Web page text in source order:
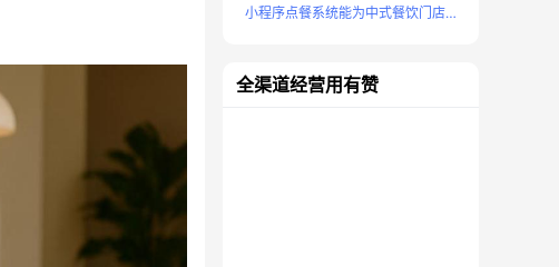
小程序点餐系统能为中式餐饮门店带来哪些具体好处？
全渠道经营用有赞